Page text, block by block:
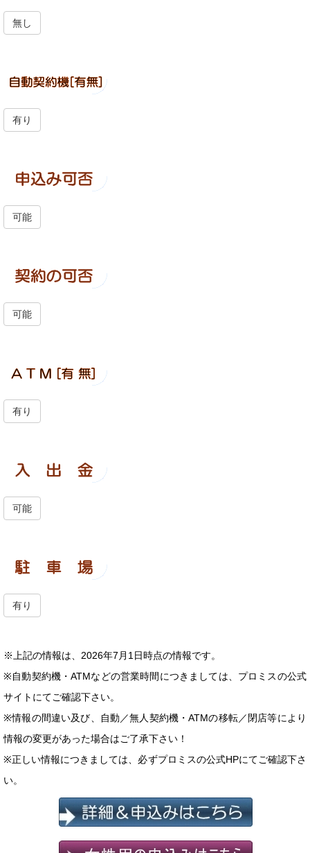
無し
有り
可能
可能
有り
可能
有り
※上記の情報は、2026年7月1日時点の情報です。
※自動契約機・ATMなどの営業時間につきましては、プロミスの公式
サイトにてご確認下さい。
※情報の間違い及び、自動／無人契約機・ATMの移転／閉店等により
情報の変更があった場合はご了承下さい！
※正しい情報につきましては、必ずプロミスの公式HPにてご確認下さ
い。